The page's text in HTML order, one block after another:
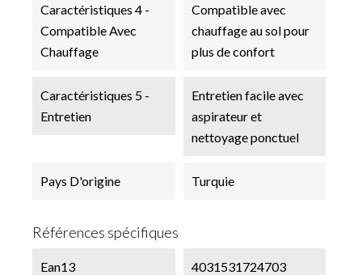
Caractéristiques 4 -
Compatible Avec
Chauffage
Compatible avec
chauffage au sol pour
plus de confort
Caractéristiques 5 -
Entretien
Entretien facile avec
aspirateur et
nettoyage ponctuel
Pays D'origine Turquie
Références spécifiques
Ean13 4031531724703